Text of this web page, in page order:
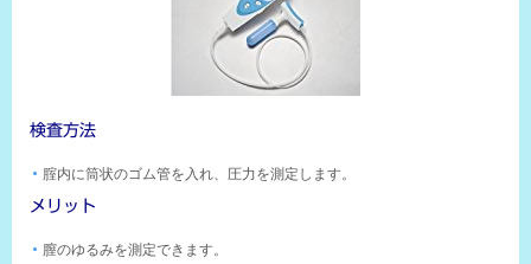
検査方法
腟内に筒状のゴム管を入れ、圧力を測定します。
メリット
膣のゆるみを測定できます。